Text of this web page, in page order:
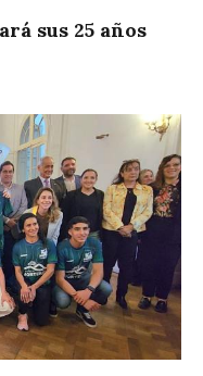
sus 25 años